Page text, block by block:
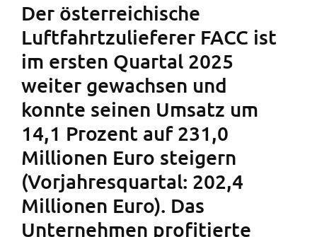
Der österreichische
Luftfahrtzulieferer FACC ist
im ersten Quartal 2025
weiter gewachsen und
konnte seinen Umsatz um
14,1 Prozent auf 231,0
Millionen Euro steigern
(Vorjahresquartal: 202,4
Millionen Euro). Das
Unternehmen profitierte